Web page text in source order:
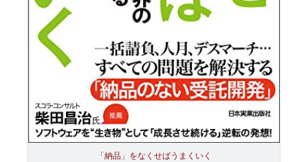
「納品」をなくせばうまくいく